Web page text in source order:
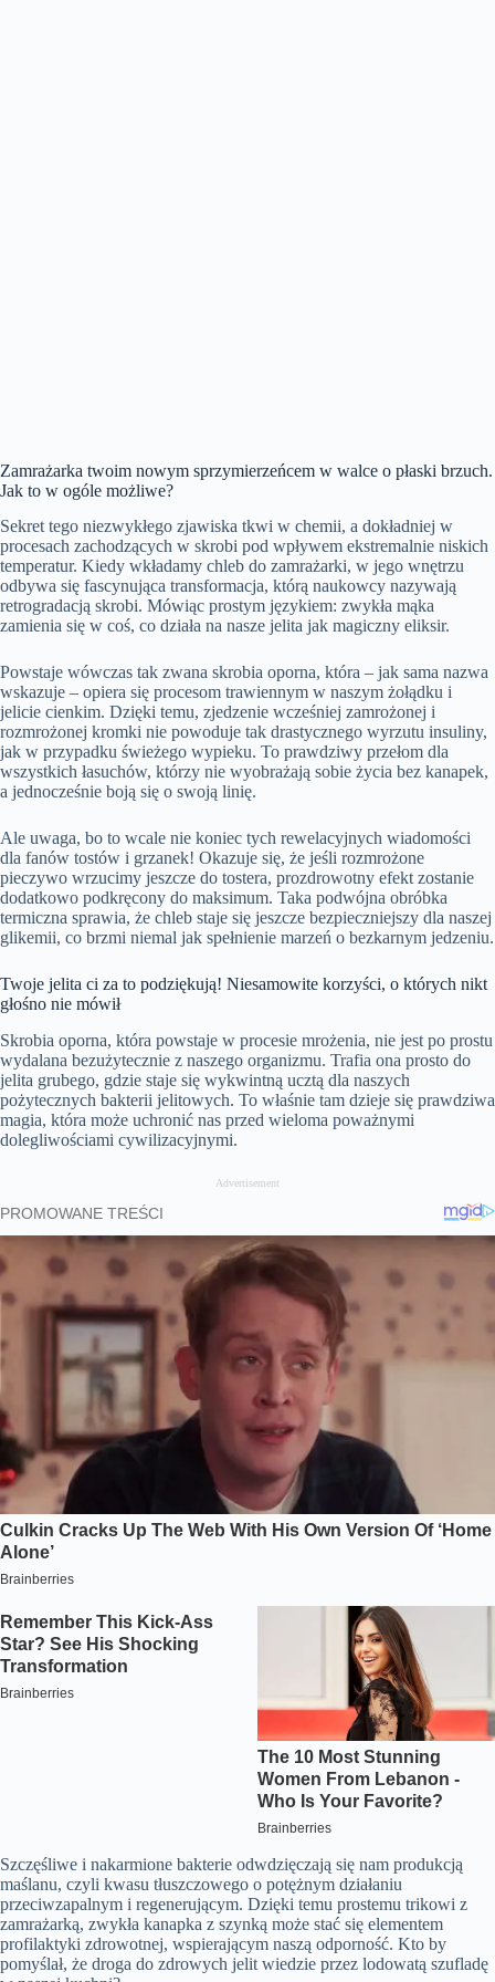
Zamrażarka twoim nowym sprzymierzeńcem w walce o płaski brzuch.
Jak to w ogóle możliwe?
Sekret tego niezwykłego zjawiska tkwi w chemii, a dokładniej w
procesach zachodzących w skrobi pod wpływem ekstremalnie niskich
temperatur. Kiedy wkładamy chleb do zamrażarki, w jego wnętrzu
odbywa się fascynująca transformacja, którą naukowcy nazywają
retrogradacją skrobi. Mówiąc prostym językiem: zwykła mąka
zamienia się w coś, co działa na nasze jelita jak magiczny eliksir.
Powstaje wówczas tak zwana skrobia oporna, która – jak sama nazwa
wskazuje – opiera się procesom trawiennym w naszym żołądku i
jelicie cienkim. Dzięki temu, zjedzenie wcześniej zamrożonej i
rozmrożonej kromki nie powoduje tak drastycznego wyrzutu insuliny,
jak w przypadku świeżego wypieku. To prawdziwy przełom dla
wszystkich łasuchów, którzy nie wyobrażają sobie życia bez kanapek,
a jednocześnie boją się o swoją linię.
Ale uwaga, bo to wcale nie koniec tych rewelacyjnych wiadomości
dla fanów tostów i grzanek! Okazuje się, że jeśli rozmrożone
pieczywo wrzucimy jeszcze do tostera, prozdrowotny efekt zostanie
dodatkowo podkręcony do maksimum. Taka podwójna obróbka
termiczna sprawia, że chleb staje się jeszcze bezpieczniejszy dla naszej
glikemii, co brzmi niemal jak spełnienie marzeń o bezkarnym jedzeniu.
Twoje jelita ci za to podziękują! Niesamowite korzyści, o których nikt
głośno nie mówił
Skrobia oporna, która powstaje w procesie mrożenia, nie jest po prostu
wydalana bezużytecznie z naszego organizmu. Trafia ona prosto do
jelita grubego, gdzie staje się wykwintną ucztą dla naszych
pożytecznych bakterii jelitowych. To właśnie tam dzieje się prawdziwa
magia, która może uchronić nas przed wieloma poważnymi
dolegliwościami cywilizacyjnymi.
Advertisement
Szczęśliwe i nakarmione bakterie odwdzięczają się nam produkcją
maślanu, czyli kwasu tłuszczowego o potężnym działaniu
przeciwzapalnym i regenerującym. Dzięki temu prostemu trikowi z
zamrażarką, zwykła kanapka z szynką może stać się elementem
profilaktyki zdrowotnej, wspierającym naszą odporność. Kto by
pomyślał, że droga do zdrowych jelit wiedzie przez lodowatą szufladę